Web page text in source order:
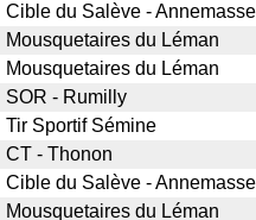
Cible du Salève - Annemasse
Mousquetaires du Léman
Mousquetaires du Léman
SOR - Rumilly
Tir Sportif Sémine
CT - Thonon
Cible du Salève - Annemasse
Mousquetaires du Léman